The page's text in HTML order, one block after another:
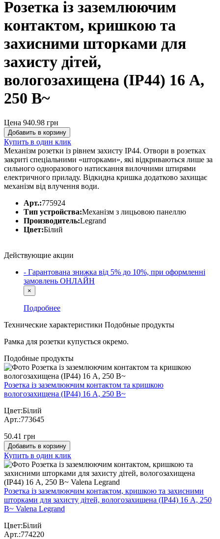
Розетка із заземлюючим
контактом, кришкою та
захисними шторками для
захисту дітей,
вологозахищена (IP44) 16 А,
250 В~
Цена 940.98 грн
Добавить в корзину
Купить в один клик
Механізм розетки із рівнем захисту IP44. Отвори в розетках
закриті спеціальними «шторками», які відкриваються лише за
сильного одноразового натискання вилочними штирями
електричного приладу. Відкидна кришка додатково захищає
механізм від влучення води.
Арт.:775924
Тип устройства:Механізм з лицьовою панеллю
Производитель:Legrand
Цвет:Білий
Действующие акции
- Гарантована знижка від 5% до 10%, при оформленні
замовлень ОНЛАЙН
×
Подробнее
Технические характеристики Подобные продукты
Рамка для розетки купується окремо.
Подобные продукты
Розетка із заземлюючим контактом та кришкою
вологозахищена (IP44) 16 А, 250 В~
Цвет:Білий
Арт.:773645
50.41 грн
Добавить в корзину
Купить в один клик
Розетка із заземлюючим контактом, кришкою та захисними
шторками для захисту дітей, вологозахищена (IP44) 16 А, 250
В~ Valena Legrand
Цвет:Білий
Арт.:774220